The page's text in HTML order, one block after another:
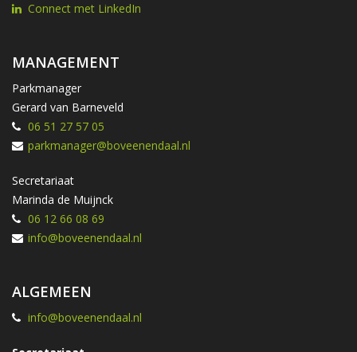
Connect met LinkedIn
MANAGEMENT
Parkmanager
Gerard van Barneveld
06 51 27 57 05
parkmanager@boveenendaal.nl
Secretariaat
Marinda de Muijnck
06 12 66 08 69
info@boveenendaal.nl
ALGEMEEN
info@boveenendaal.nl